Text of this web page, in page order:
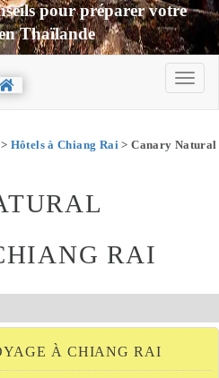
pour préparer votre
Thaïlande
> Hôtels à Chiang Rai > Canary Natural
RAI
À CHIANG RAI